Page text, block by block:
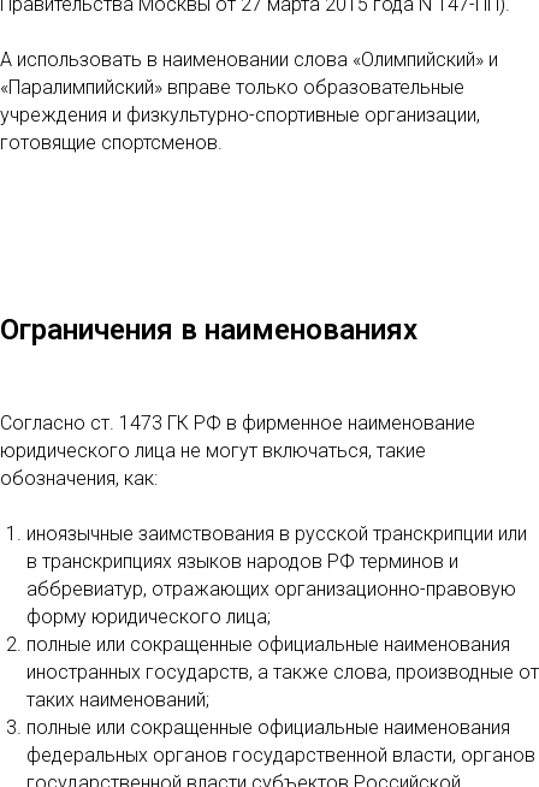
А использовать в наименовании слова «Олимпийский» и
«Паралимпийский» вправе только образовательные
учреждения и физкультурно-спортивные организации,
готовящие спортсменов.
Ограничения в наименованиях
Согласно ст. 1473 ГК РФ в фирменное наименование
юридического лица не могут включаться, такие
обозначения, как:
иноязычные заимствования в русской транскрипции или
в транскрипциях языков народов РФ терминов и
аббревиатур, отражающих организационно-правовую
форму юридического лица;
полные или сокращенные официальные наименования
иностранных государств, а также слова, производные от
таких наименований;
полные или сокращенные официальные наименования
федеральных органов государственной власти, органов